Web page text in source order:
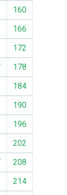
160
166
172
178
184
190
196
202
208
214